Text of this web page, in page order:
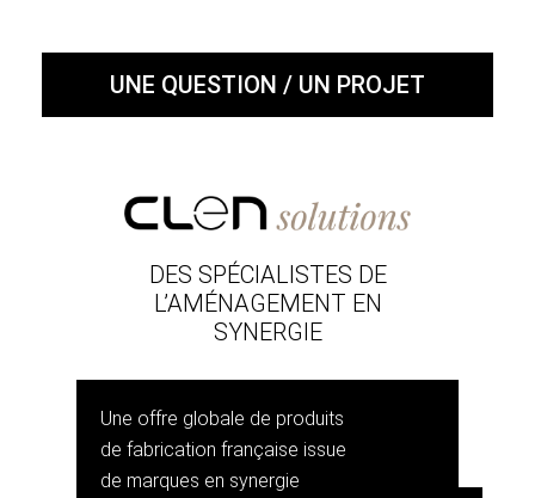
UNE QUESTION / UN PROJET
DES SPÉCIALISTES DE
L’AMÉNAGEMENT EN
SYNERGIE
Une offre globale de produits
de fabrication française issue
de marques en synergie